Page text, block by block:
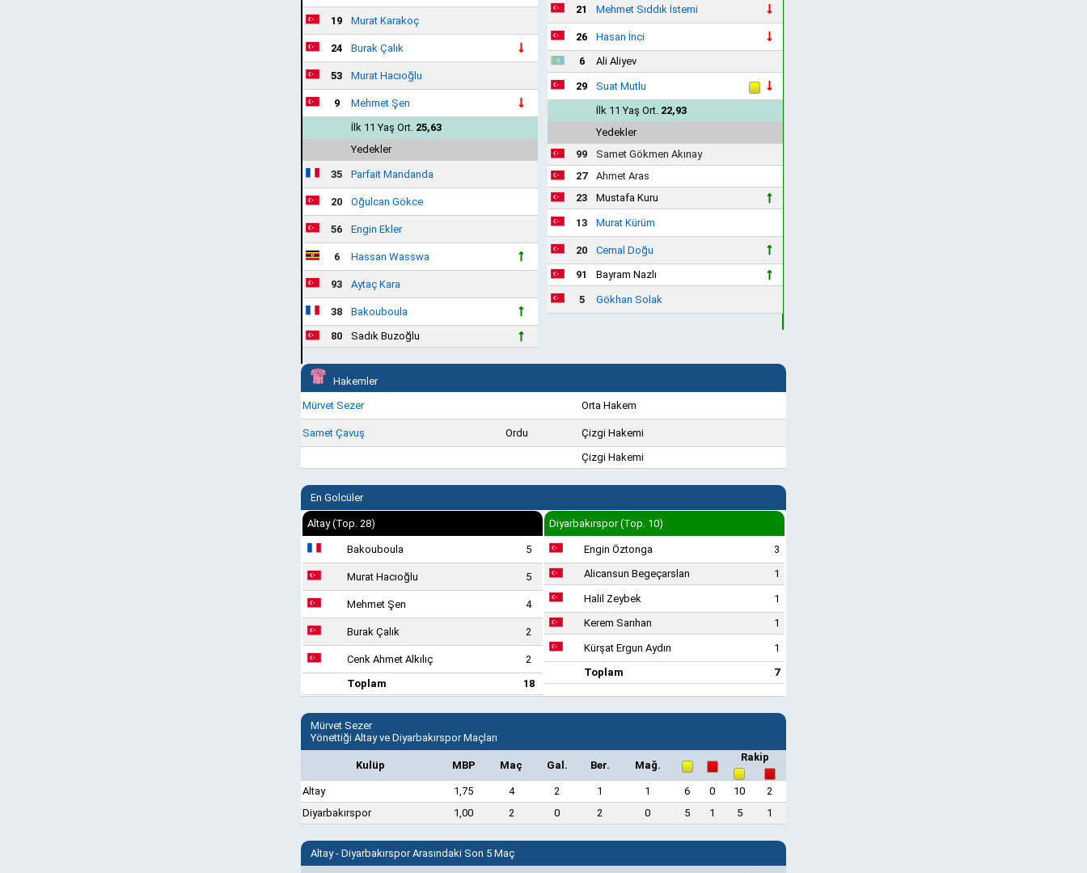
19 Murat Karakoç
24 Burak Çalık
53 Murat Hacıoğlu
9
Mehmet Şen
İlk 11 Yaş Ort. 25,63
Yedekler
35 Parfait Mandanda
20 Oğulcan Gökce
56 Engin Ekler
6 Hassan Wasswa
93 Aytaç Kara
38
Bakouboula
80
Sadık Buzoğlu
21 Mehmet Sıddık İstemi
26
Hasan İnci
6
Ali Aliyev
29
Suat Mutlu
İlk 11 Yaş Ort. 22,93
Yedekler
99
Samet Gökmen Akınay
27
Ahmet Aras
23
Mustafa Kuru
13 Murat Kürüm
20
Cemal Doğu
91
Bayram Nazlı
5 Gökhan Solak
Hakemler
Mürvet Sezer
Orta Hakem
Samet Çavuş Ordu
Çizgi Hakemi
Çizgi Hakemi
En Golcüler
Altay (Top. 28)
Bakouboula 5
Murat Hacıoğlu 5
Mehmet Şen 4
Burak Çalık 2
Cenk Ahmet Alkılıç
2
Toplam
18
Diyarbakırspor (Top. 10)
Engin Öztonga
3
Alicansun Begeçarslan
1
Halil Zeybek
1
Kerem Sarıhan
1
Kürşat Ergun Aydın
1
Toplam
7
Mürvet Sezer
Yönettiği Altay ve Diyarbakırspor Maçları
Kulüp MBP Maç Gal. Ber. Mağ.
Rakip
Altay 1,75 4 2 1 1 6 0 10
2
Diyarbakırspor
1,00 2 0 2 0 5 1 5 1
Altay - Diyarbakırspor Arasındaki Son 5 Maç